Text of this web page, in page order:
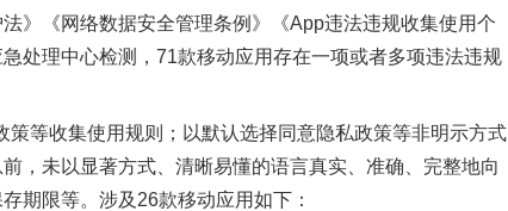
》《网络数据安全管理条例》《App违法违规收集使用个
处理中心检测，71款移动应用存在一项或者多项违法违规
等收集使用规则；以默认选择同意隐私政策等非明示方式
，未以显著方式、清晰易懂的语言真实、准确、完整地向
期限等。涉及26款移动应用如下：